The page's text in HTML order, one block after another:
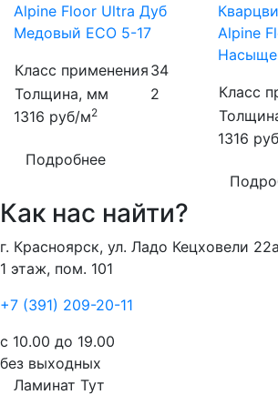
Alpine Floor Ultra Дуб
Медовый ECO 5-17
Класс применения 34
Толщина, мм
2
1316 руб/м2
Подробнее
Alpine
Класс
1316
Как нас найти?
г. Красноярск, ул. Ладо Кецховели 22а
1 этаж, пом. 101
+7 (391) 209-20-11
с 10.00 до 19.00
без выходных
Ламинат Тут